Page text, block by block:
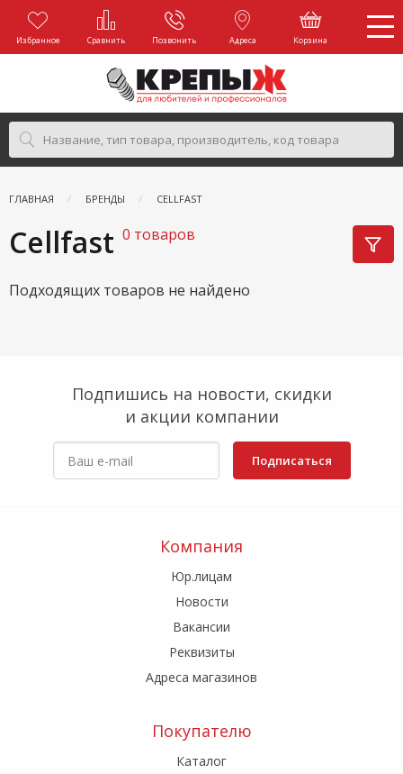
Избранное Сравнить Позвонить Адреса Корзина
ГЛАВНАЯ БРЕНДЫ CELLFAST
Cellfast 0 товаров
Подходящих товаров не найдено
Подпишись на новости, скидки
и акции компании
Подписаться
Компания
Юр.лицам
Новости
Вакансии
Реквизиты
Адреса магазинов
Покупателю
Каталог